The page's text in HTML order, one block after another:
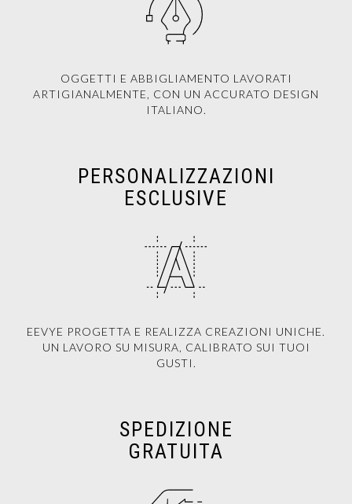
OGGETTI E ABBIGLIAMENTO LAVORATI
ARTIGIANALMENTE, CON UN ACCURATO DESIGN
ITALIANO.
PERSONALIZZAZIONI
ESCLUSIVE
EEVYE PROGETTA E REALIZZA CREAZIONI UNICHE.
UN LAVORO SU MISURA, CALIBRATO SUI TUOI
GUSTI.
SPEDIZIONE
GRATUITA